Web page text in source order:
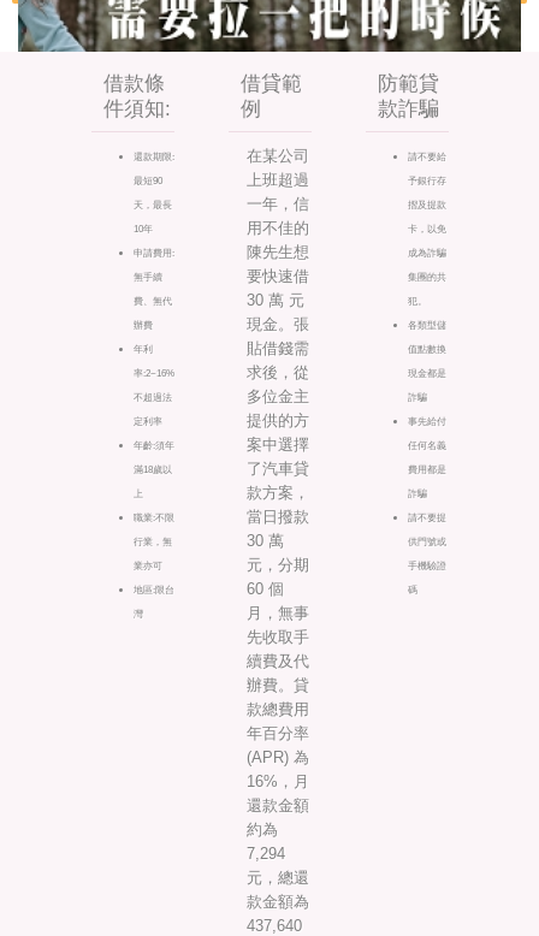
借款條
件須知:
還款期限:
最短90
天，最長
10年
申請費用:
無手續
費、無代
辦費
年利
率:2~16%
不超過法
定利率
年齡:須年
滿18歲以
上
職業:不限
行業，無
業亦可
地區:限台
灣
借貸範
例
在某公司
上班超過
一年，信
用不佳的
陳先生想
要快速借
30 萬 元
現金。張
貼借錢需
求後，從
多位金主
提供的方
案中選擇
了汽車貸
款方案，
當日撥款
30 萬
元，分期
60 個
月，無事
先收取手
續費及代
辦費。貸
款總費用
年百分率
(APR) 為
16%，月
還款金額
約為
7,294
元，總還
款金額為
437,640
防範貸
款詐騙
請不要給
予銀行存
摺及提款
卡，以免
成為詐騙
集團的共
犯。
各類型儲
值點數換
現金都是
詐騙
事先給付
任何名義
費用都是
詐騙
請不要提
供門號或
手機驗證
碼